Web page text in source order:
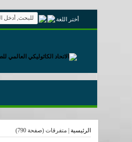
أختر اللغة
الرئيسية |متفرقات (صفحة 790)